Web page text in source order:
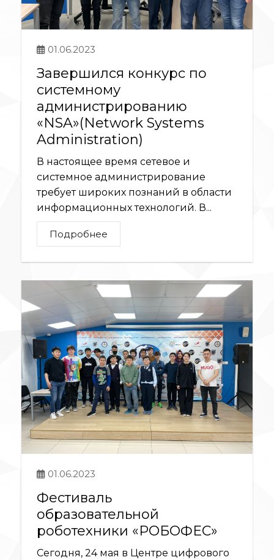
01.06.2023
Завершился конкурс по
системному
администрированию
«NSA»(Network Systems
Administration)
В настоящее время сетевое и
системное администрирование
требует широких познаний в области
информационных технологий. В...
Подробнее
01.06.2023
Фестиваль
образовательной
роботехники «РОБОФЕС»
Сегодня, 24 мая в Центре цифрового